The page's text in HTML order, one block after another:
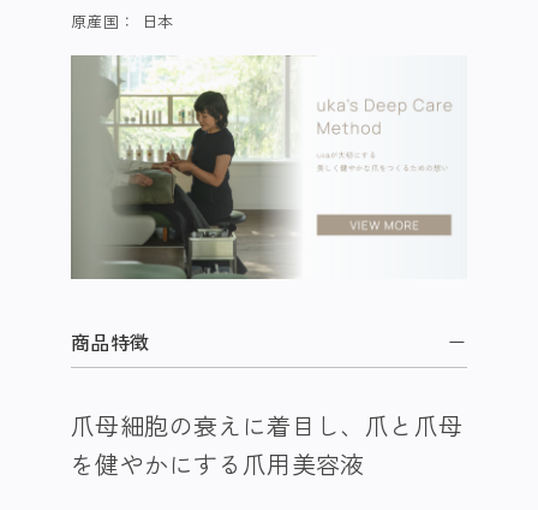
原産国： 日本
商品特徴
爪母細胞の衰えに着目し、爪と爪母
を健やかにする爪用美容液